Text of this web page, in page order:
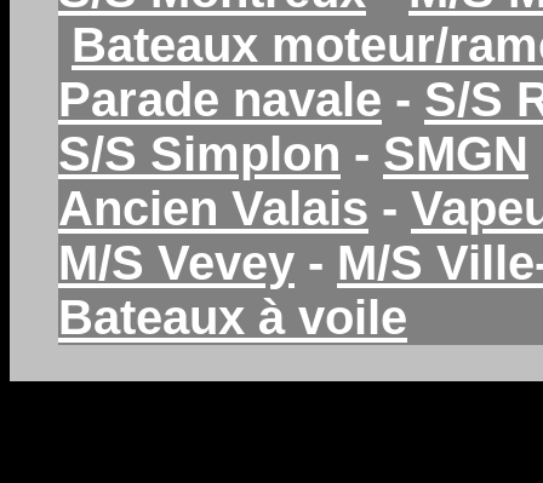
Bateaux moteur/
Parade navale - S/S
S/S Simplon - SMGN
Ancien Valais -
M/S Vevey - M/S
Bateaux à voile